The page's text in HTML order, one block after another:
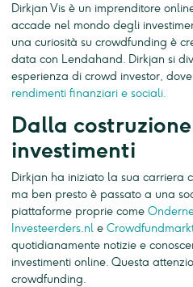
Dirkjan Vis è un imprenditore
accade nel mondo degli
una curiosità su crowdfunding è
data con Lendahand. Dirkjan si
esperienza di crowd investor,
rendimenti finanziari e sociali.
Dalla
investimenti
Dirkjan ha iniziato la sua carriera
ma ben presto è passato a una
piattaforme proprie come
Investeerders.nl e
quotidianamente notizie e
investimenti online. Questa
crowdfunding.